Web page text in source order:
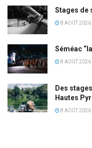
Stages de
8 AOÛT 2026
Séméac
8 AOÛT 2026
Des
Hautes
8 AOÛT 2026